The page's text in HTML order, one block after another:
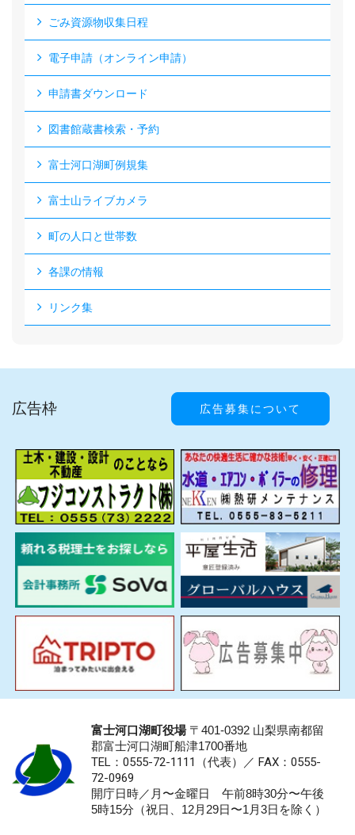
ごみ資源物収集日程
電子申請（オンライン申請）
申請書ダウンロード
図書館蔵書検索・予約
富士河口湖町例規集
富士山ライブカメラ
町の人口と世帯数
各課の情報
リンク集
広告枠 広告募集について
富士河口湖町役場〒401-0392 山梨県南都留
郡富士河口湖町船津1700番地
TEL：0555-72-1111 （代表）／ FAX：0555-
72-0969
開庁日時／月〜金曜日 午前8時30分〜午後
5時15分（祝日、12月29日〜1月3日を除く）